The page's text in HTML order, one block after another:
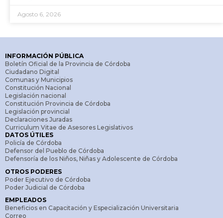
Agosto 6, 2026
INFORMACIÓN PÚBLICA
Boletín Oficial de la Provincia de Córdoba
Ciudadano Digital
Comunas y Municipios
Constitución Nacional
Legislación nacional
Constitución Provincia de Córdoba
Legislación provincial
Declaraciones Juradas
Curriculum Vitae de Asesores Legislativos
DATOS ÚTILES
Policía de Córdoba
Defensor del Pueblo de Córdoba
Defensoría de los Niños, Niñas y Adolescente de Córdoba
OTROS PODERES
Poder Ejecutivo de Córdoba
Poder Judicial de Córdoba
EMPLEADOS
Beneficios en Capacitación y Especialización Universitaria
Correo